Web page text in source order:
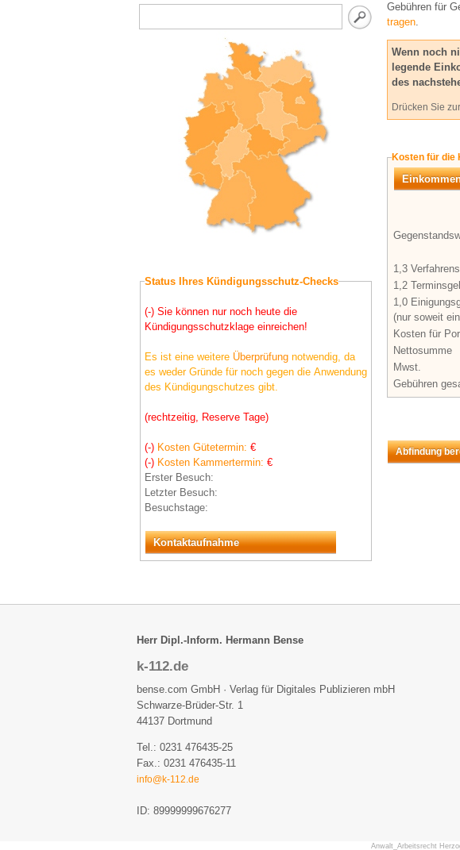
Status Ihres Kündigungsschutz-Checks
(-) Sie können nur noch heute die
Kündigungsschutzklage einreichen!
Es ist eine weitere Überprüfung notwendig, da
es weder Gründe für noch gegen die Anwendung
des Kündigungschutzes gibt.
(rechtzeitig, Reserve Tage)
(-) Kosten Gütetermin: €
(-) Kosten Kammertermin: €
Erster Besuch:
Letzter Besuch:
Besuchstage:
Kontaktaufnahme
Gebühren für
tragen.
Wenn noch
legende
des
Drücken Sie
Kosten
1,3
1,2
1,0
(nur soweit
Kosten für
Nettosumme
Mwst.
Gebühren
Abfindung
Herr Dipl.-Inform. Hermann Bense
k-112.de
bense.com GmbH · Verlag für Digitales Publizieren mbH
Schwarze-Brüder-Str. 1
44137 Dortmund
Tel.: 0231 476435-25
Fax.: 0231 476435-11
info@k-112.de
ID: 89999999676277
Anwalt_Arbeitsrecht